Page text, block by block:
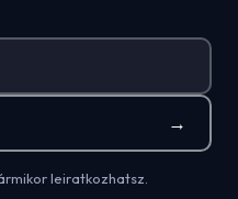
→
leiratkozhatsz.